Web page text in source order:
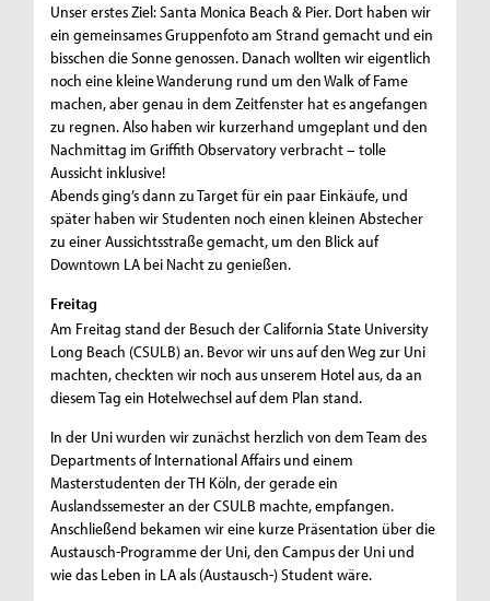
Unser erstes Ziel: Santa Monica Beach & Pier. Dort haben wir
ein gemeinsames Gruppenfoto am Strand gemacht und ein
bisschen die Sonne genossen. Danach wollten wir eigentlich
noch eine kleine Wanderung rund um den Walk of Fame
machen, aber genau in dem Zeitfenster hat es angefangen
zu regnen. Also haben wir kurzerhand umgeplant und den
Nachmittag im Griffith Observatory verbracht – tolle
Aussicht inklusive!
Abends ging’s dann zu Target für ein paar Einkäufe, und
später haben wir Studenten noch einen kleinen Abstecher
zu einer Aussichtsstraße gemacht, um den Blick auf
Downtown LA bei Nacht zu genießen.
Freitag
Am Freitag stand der Besuch der California State University
Long Beach (CSULB) an. Bevor wir uns auf den Weg zur Uni
machten, checkten wir noch aus unserem Hotel aus, da an
diesem Tag ein Hotelwechsel auf dem Plan stand.
In der Uni wurden wir zunächst herzlich von dem Team des
Departments of International Affairs und einem
Masterstudenten der TH Köln, der gerade ein
Auslandssemester an der CSULB machte, empfangen.
Anschließend bekamen wir eine kurze Präsentation über die
Austausch-Programme der Uni, den Campus der Uni und
wie das Leben in LA als (Austausch-) Student wäre.